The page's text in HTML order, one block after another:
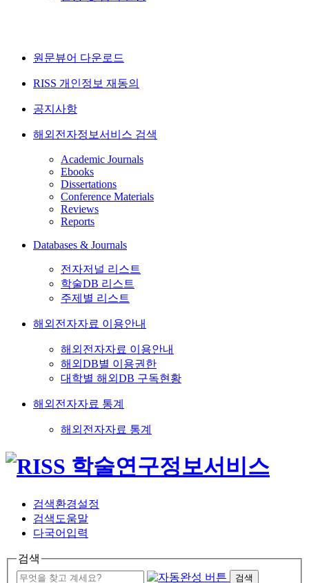
원문뷰어 다운로드
RISS 개인정보 재동의
공지사항
해외전자정보서비스 검색
Academic Journals
Ebooks
Dissertations
Conference Materials
Reviews
Reports
Databases & Journals
전자저널 리스트
학술DB 리스트
주제별 리스트
해외전자자료 이용안내
해외전자자료 이용안내
해외DB별 이용권한
대학별 해외DB 구독현황
해외전자자료 통계
해외전자자료 통계
검색환경설정
검색도움말
다국어입력
검색
검색